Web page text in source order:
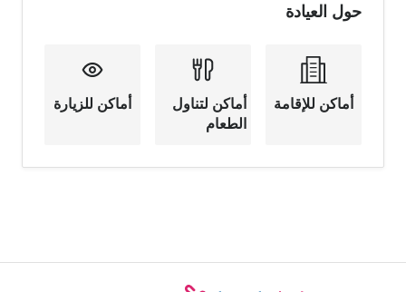
حول العيادة
أماكن للإقامة
أماكن لتناول
الطعام
أماكن للزيارة